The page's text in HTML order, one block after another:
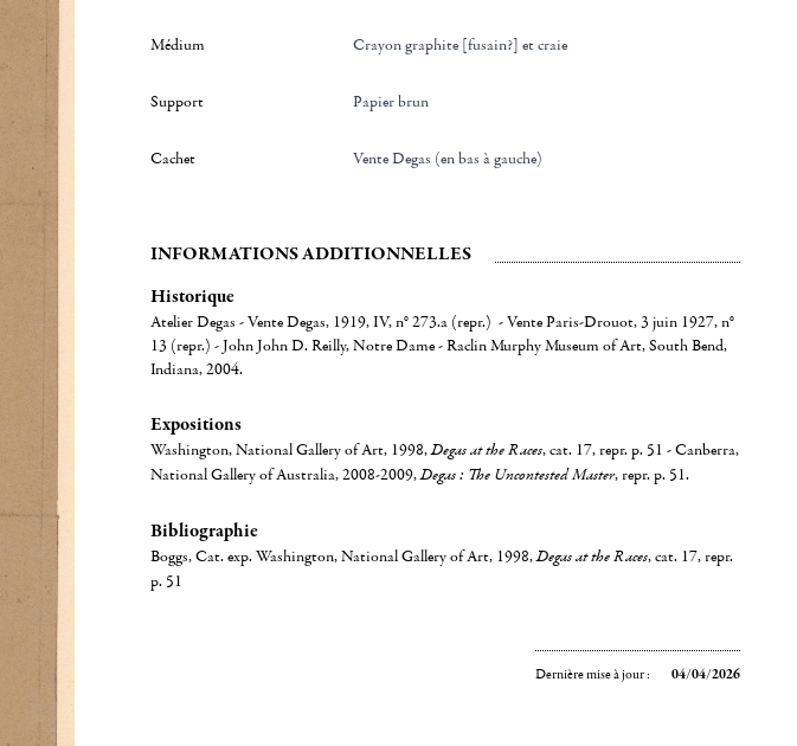
Médium Crayon graphite [fusain?] et craie
Support Papier brun
Cachet Vente Degas (en bas à gauche)
INFORMATIONS ADDITIONNELLES
Historique
Atelier Degas - Vente Degas, 1919, IV, n° 273.a (repr.) - Vente Paris-Drouot, 3 juin 1927, n°
13 (repr.) - John John D. Reilly, Notre Dame - Raclin Murphy Museum of Art, South Bend,
Indiana, 2004.
Expositions
Washington, National Gallery of Art, 1998,Degas at the Races, cat. 17, repr. p. 51 - Canberra,
National Gallery of Australia, 2008-2009,Degas : The Uncontested Master, repr. p. 51.
Bibliographie
Boggs, Cat. exp. Washington, National Gallery of Art, 1998,Degas at the Races, cat. 17, repr.
p. 51
Dernière mise à jour : 04/04/2026